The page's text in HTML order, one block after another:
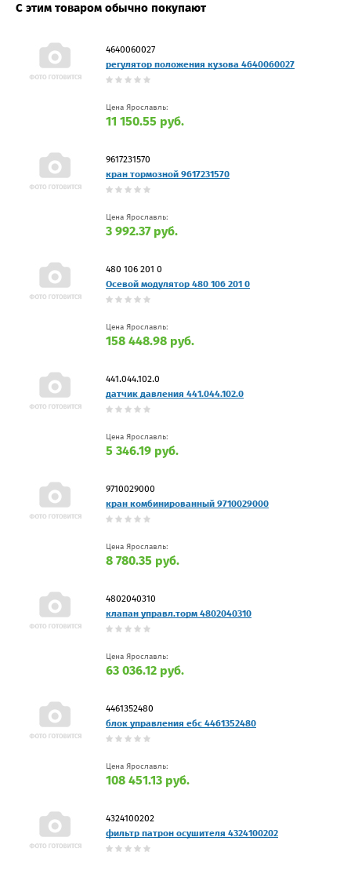
С этим товаром обычно покупают
4640060027
регулятор положения кузова 4640060027
Цена Ярославль:
11 150.55 руб.
9617231570
кран тормозной 9617231570
Цена Ярославль:
3 992.37 руб.
480 106 201 0
Осевой модулятор 480 106 201 0
Цена Ярославль:
158 448.98 руб.
441.044.102.0
датчик давления 441.044.102.0
Цена Ярославль:
5 346.19 руб.
9710029000
кран комбинированный 9710029000
Цена Ярославль:
8 780.35 руб.
4802040310
клапан управл.торм 4802040310
Цена Ярославль:
63 036.12 руб.
4461352480
блок управления ебс 4461352480
Цена Ярославль:
108 451.13 руб.
4324100202
фильтр патрон осушителя 4324100202